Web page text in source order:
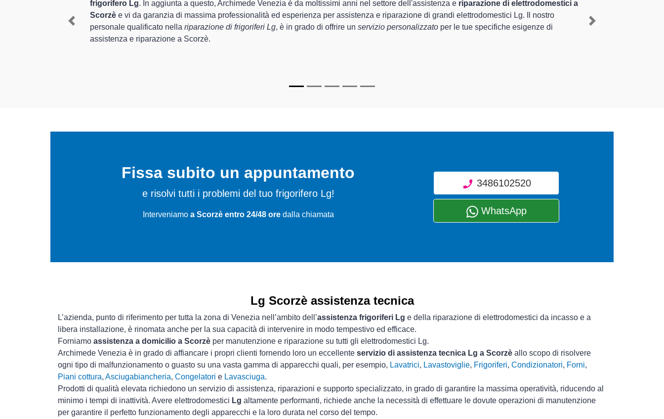
quel che riguarda la sistemazione e lariparazione del tuo frigorifero Lg a Scorzè, mediante il ripristino rapido del corretto funzionamento
degli apparecchi.
In più,i tecnici Lg specializzatidi Archimede Venezia sono in grado di fornire interventi di diverse tipologie sugli elettrodomestici da riparare
per farli tornare perfettamente funzionanti e durare a lungo nel tempo.
Previous Next
Fissa subito un appuntamento
e risolvi tutti i problemi del tuo frigorifero Lg!
Interveniamo a Scorzè entro 24/48 oredalla chiamata
3486102520
WhatsApp
Lg Scorzè assistenza tecnica
L’azienda, punto di riferimento per tutta la zona di Venezia nell’ambito dell’assistenza frigoriferi Lg e della riparazione di elettrodomestici da incasso e a
libera installazione, è rinomata anche per la sua capacità di intervenire in modo tempestivo ed efficace.
Forniamo assistenza a domicilio a Scorzè per manutenzione e riparazione su tutti gli elettrodomestici Lg.
Archimede Venezia è in grado di affiancare i propri clienti fornendo loro un eccellente servizio di assistenza tecnica Lg a Scorzè allo scopo di risolvere
ogni tipo di malfunzionamento o guasto su una vasta gamma di apparecchi quali, per esempio, Lavatrici, Lavastoviglie, Frigoriferi, Condizionatori, Forni,
Piani cottura, Asciugabiancheria, Congelatori e Lavasciuga.
Prodotti di qualità elevata richiedono un servizio di assistenza, riparazioni e supporto specializzato, in grado di garantire la massima operatività, riducendo al
minimo i tempi di inattività. Avere elettrodomestici Lg altamente performanti, richiede anche la necessità di effettuare le dovute operazioni di manutenzione
per garantire il perfetto funzionamento degli apparecchi e la loro durata nel corso del tempo.